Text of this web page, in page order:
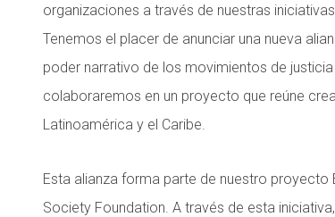
organizaciones a través de nuestras
Tenemos el placer de anunciar una nueva
poder narrativo de los movimientos de
colaboraremos en un proyecto que reúne
Latinoamérica y el Caribe.
Esta alianza forma parte de nuestro
Society Foundation. A través de esta